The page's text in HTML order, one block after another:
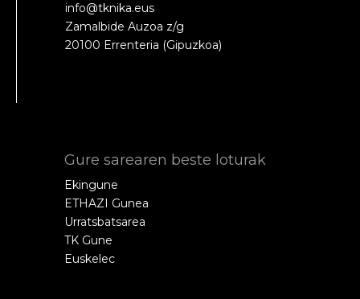
info@tknika.eus
Zamalbide Auzoa z/g
20100 Errenteria (Gipuzkoa)
Gure sarearen beste loturak
Ekingune
ETHAZI Gunea
Urratsbatsarea
TK Gune
Euskelec